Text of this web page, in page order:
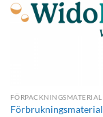
FÖRPACKNINGSMATERIAL
Förbrukningsmaterial